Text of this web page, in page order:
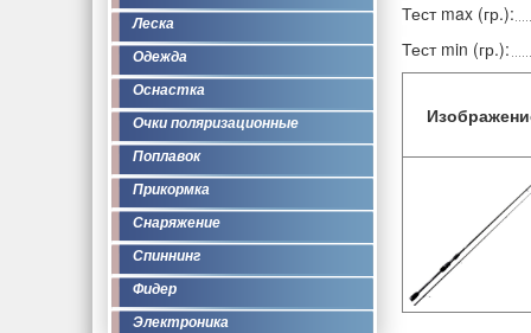
Леска
Одежда
Оснастка
Очки поляризационные
Поплавок
Прикормка
Снаряжение
Спиннинг
Фидер
Электроника
Тест max (гр.):
Тест min (гр.):